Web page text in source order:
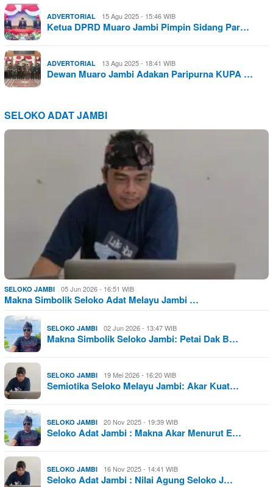
ADVERTORIAL 15 Agu 2025 - 15:46 WIB
Ketua DPRD Muaro Jambi Pimpin Sidang Par…
ADVERTORIAL 13 Agu 2025 - 18:41 WIB
Dewan Muaro Jambi Adakan Paripurna KUPA …
SELOKO ADAT JAMBI
SELOKO JAMBI 05 Jun 2026 - 16:51 WIB
Makna Simbolik Seloko Adat Melayu Jambi …
SELOKO JAMBI 02 Jun 2026 - 13:47 WIB
Makna Simbolik Seloko Jambi: Petai Dak B…
SELOKO JAMBI 19 Mei 2026 - 16:20 WIB
Semiotika Seloko Melayu Jambi: Akar Kuat…
SELOKO JAMBI 20 Nov 2025 - 19:39 WIB
Seloko Adat Jambi : Makna Akar Menurut E…
SELOKO JAMBI 16 Nov 2025 - 14:41 WIB
Seloko Adat Jambi : Nilai Agung Seloko J…